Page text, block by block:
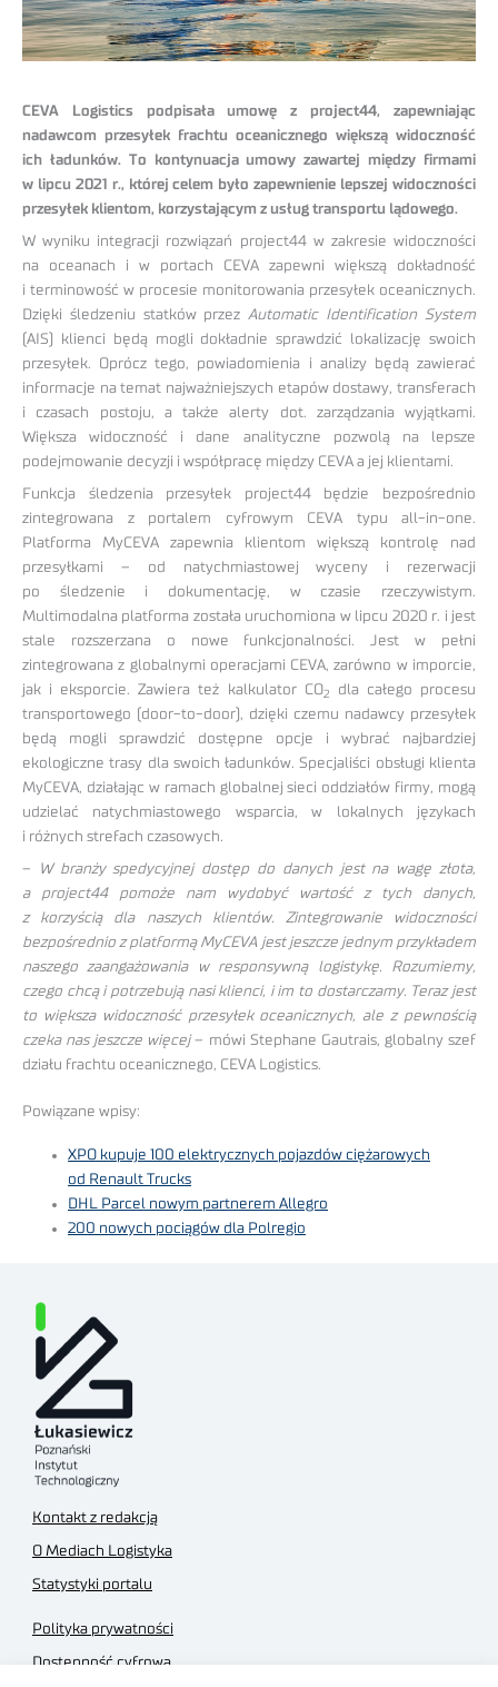
CEVA Logistics podpisała umowę z project44, zapewniając
nadawcom przesyłek frachtu oceanicznego większą widoczność
ich ładunków. To kontynuacja umowy zawartej między firmami
w lipcu 2021 r., której celem było zapewnienie lepszej widoczności
przesyłek klientom, korzystającym z usług transportu lądowego.
W wyniku integracji rozwiązań project44 w zakresie widoczności
na oceanach i w portach CEVA zapewni większą dokładność
i terminowość w procesie monitorowania przesyłek oceanicznych.
Dzięki śledzeniu statków przezAutomatic Identification System
(AIS) klienci będą mogli dokładnie sprawdzić lokalizację swoich
przesyłek. Oprócz tego, powiadomienia i analizy będą zawierać
informacje na temat najważniejszych etapów dostawy, transferach
i czasach postoju, a także alerty dot. zarządzania wyjątkami.
Większa widoczność i dane analityczne pozwolą na lepsze
podejmowanie decyzji i współpracę między CEVA a jej klientami.
Funkcja śledzenia przesyłek project44 będzie bezpośrednio
zintegrowana z portalem cyfrowym CEVA typu all-in-one.
Platforma MyCEVA zapewnia klientom większą kontrolę nad
przesyłkami – od natychmiastowej wyceny i rezerwacji
po śledzenie i dokumentację, w czasie rzeczywistym.
Multimodalna platforma została uruchomiona w lipcu 2020 r. i jest
stale rozszerzana o nowe funkcjonalności. Jest w pełni
zintegrowana z globalnymi operacjami CEVA, zarówno w imporcie,
jak i eksporcie. Zawiera też kalkulator CO2
dla całego procesu
transportowego (door-to-door), dzięki czemu nadawcy przesyłek
będą mogli sprawdzić dostępne opcje i wybrać najbardziej
ekologiczne trasy dla swoich ładunków. Specjaliści obsługi klienta
MyCEVA, działając w ramach globalnej sieci oddziałów firmy, mogą
udzielać natychmiastowego wsparcia, w lokalnych językach
i różnych strefach czasowych.
–
W branży spedycyjnej dostęp do danych jest na wagę złota,
a project44 pomoże nam wydobyć wartość z tych danych,
z korzyścią dla naszych klientów. Zintegrowanie widoczności
bezpośrednio z platformą MyCEVA jest jeszcze jednym przykładem
naszego zaangażowania w responsywną logistykę. Rozumiemy,
czego chcą i potrzebują nasi klienci, i im to dostarczamy. Teraz jest
to większa widoczność przesyłek oceanicznych, ale z pewnością
czeka nas jeszcze więcej– mówi Stephane Gautrais, globalny szef
działu frachtu oceanicznego, CEVA Logistics.
Powiązane wpisy:
XPO kupuje 100 elektrycznych pojazdów ciężarowych
od Renault Trucks
DHL Parcel nowym partnerem Allegro
200 nowych pociągów dla Polregio
Kontakt z redakcją
O Mediach Logistyka
Statystyki portalu
Polityka prywatności
Dostępność cyfrowa